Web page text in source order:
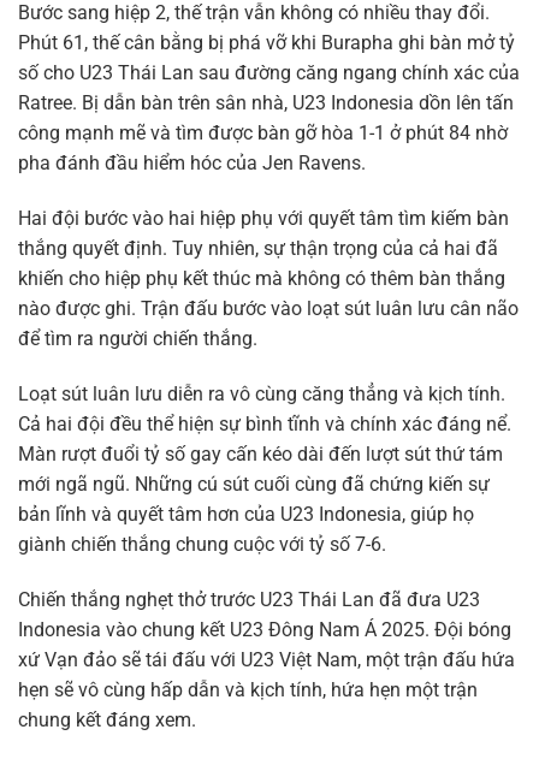
Bước sang hiệp 2, thế trận vẫn không có nhiều thay đổi.
Phút 61, thế cân bằng bị phá vỡ khi Burapha ghi bàn mở tỷ
số cho U23 Thái Lan sau đường căng ngang chính xác của
Ratree. Bị dẫn bàn trên sân nhà, U23 Indonesia dồn lên tấn
công mạnh mẽ và tìm được bàn gỡ hòa 1-1 ở phút 84 nhờ
pha đánh đầu hiểm hóc của Jen Ravens.
Hai đội bước vào hai hiệp phụ với quyết tâm tìm kiếm bàn
thắng quyết định. Tuy nhiên, sự thận trọng của cả hai đã
khiến cho hiệp phụ kết thúc mà không có thêm bàn thắng
nào được ghi. Trận đấu bước vào loạt sút luân lưu cân não
để tìm ra người chiến thắng.
Loạt sút luân lưu diễn ra vô cùng căng thẳng và kịch tính.
Cả hai đội đều thể hiện sự bình tĩnh và chính xác đáng nể.
Màn rượt đuổi tỷ số gay cấn kéo dài đến lượt sút thứ tám
mới ngã ngũ. Những cú sút cuối cùng đã chứng kiến sự
bản lĩnh và quyết tâm hơn của U23 Indonesia, giúp họ
giành chiến thắng chung cuộc với tỷ số 7-6.
Chiến thắng nghẹt thở trước U23 Thái Lan đã đưa U23
Indonesia vào chung kết U23 Đông Nam Á 2025. Đội bóng
xứ Vạn đảo sẽ tái đấu với U23 Việt Nam, một trận đấu hứa
hẹn sẽ vô cùng hấp dẫn và kịch tính, hứa hẹn một trận
chung kết đáng xem.